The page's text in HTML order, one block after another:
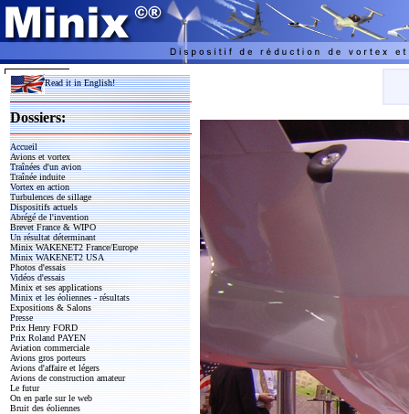
Read it in English!
Dossiers:
Accueil
Avions et vortex
Traînées d'un avion
Traînée induite
Vortex en action
Turbulences de sillage
Dispositifs actuels
Abrégé de l'invention
Brevet France & WIPO
Un résultat déterminant
Minix WAKENET2 France/Europe
Minix WAKENET2 USA
Photos d'essais
Vidéos d'essais
Minix et ses applications
Minix et les éoliennes - résultats
Expositions & Salons
Presse
Prix Henry FORD
Prix Roland PAYEN
Aviation commerciale
Avions gros porteurs
Avions d'affaire et légers
Avions de construction amateur
Le futur
On en parle sur le web
Bruit des éoliennes